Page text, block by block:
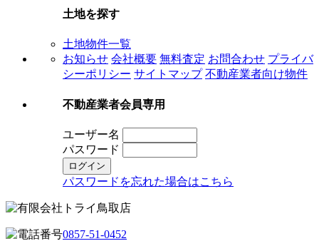
土地を探す
土地物件一覧
お知らせ 会社概要 無料査定 お問合わせ プライバ
シーポリシー サイトマップ 不動産業者向け物件
不動産業者会員専用
ユーザー名
パスワード
パスワードを忘れた場合はこちら
0857-51-0452